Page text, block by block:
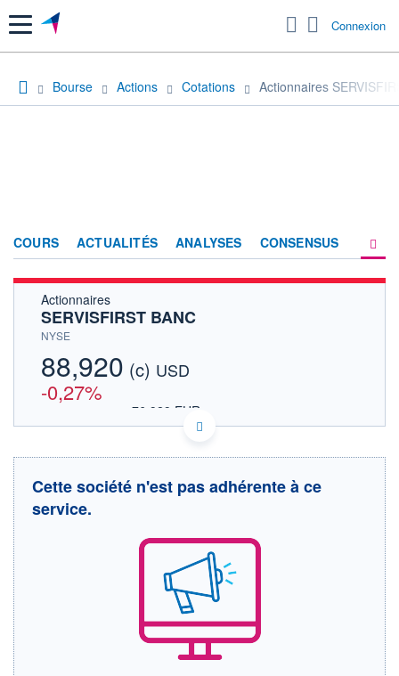
Menu Connexion
Bourse Actions Cotations Actionnaires
COURS ACTUALITÉS ANALYSES CONSENSUS
Actionnaires
SERVISFIRST BANC
NYSE
88,920 (c) USD
-0,27%
76,929 EUR
DONNÉES TEMPS DIFFÉRÉ
Cotation sur les autres places
17h40 19h50
CLÔTURE VEILLE
Cette société n'est pas adhérente à ce
service.